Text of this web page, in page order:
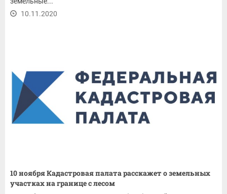
10.11.2020
10 ноября Кадастровая палата расскажет о земельных
участках на границе с лесом